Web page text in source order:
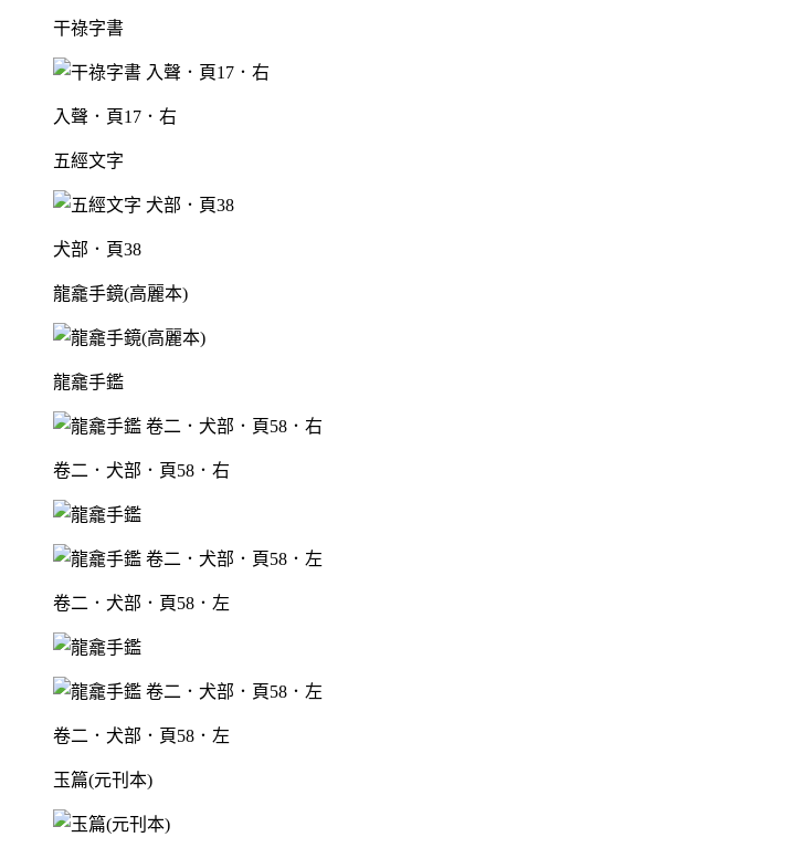
干祿字書
入聲．頁17．右
五經文字
犬部．頁38
龍龕手鏡(高麗本)
龍龕手鑑
卷二．犬部．頁58．右
卷二．犬部．頁58．左
卷二．犬部．頁58．左
玉篇(元刊本)